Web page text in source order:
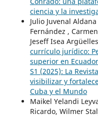
ciencia y la
Julio Juvenal
Fernández ,
Jeseff Isea
currículo jurídico:
superior en Ecuador
S1 (2025): La
visibilizar y
Cuba y el Mundo
Maikel Yelandi
Ricardo, Wilmer